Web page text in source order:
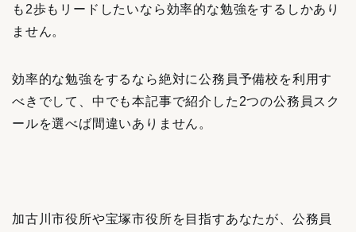
も2歩もリードしたいなら効率的な勉強をするしかあり
ません。
効率的な勉強をするなら絶対に公務員予備校を利用す
べきでして、中でも本記事で紹介した2つの公務員スク
ールを選べば間違いありません。
加古川市役所や宝塚市役所を目指すあなたが、公務員